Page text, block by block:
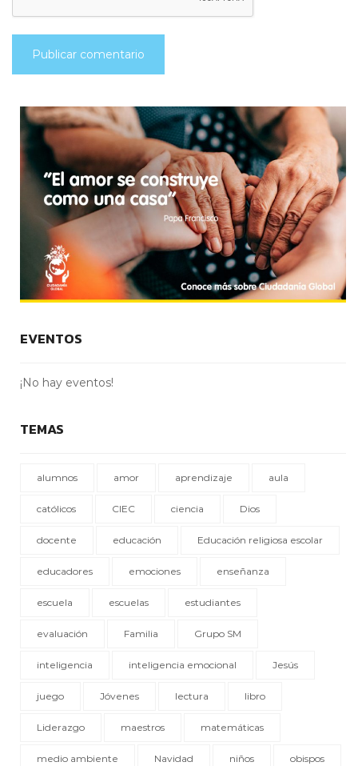
EVENTOS
¡No hay eventos!
TEMAS
alumnos amor aprendizaje aula
católicos CIEC ciencia Dios
docente educación Educación religiosa escolar
educadores emociones enseñanza
escuela escuelas estudiantes
evaluación Familia Grupo SM
inteligencia inteligencia emocional Jesús
juego Jóvenes lectura libro
Liderazgo maestros matemáticas
medio ambiente Navidad niños obispos